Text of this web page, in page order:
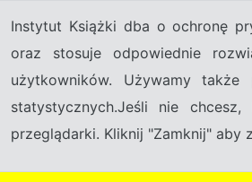
Instytut Książki dba o ochronę
oraz stosuje odpowiednie
użytkowników. Używamy
statystycznych.Jeśli nie
przeglądarki. Kliknij "Zamknij"